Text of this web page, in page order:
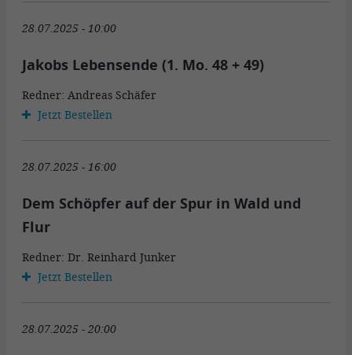
28.07.2025 - 10:00
Jakobs Lebensende (1. Mo. 48 + 49)
Redner: Andreas Schäfer
Jetzt Bestellen
28.07.2025 - 16:00
Dem Schöpfer auf der Spur in Wald und
Flur
Redner: Dr. Reinhard Junker
Jetzt Bestellen
28.07.2025 - 20:00